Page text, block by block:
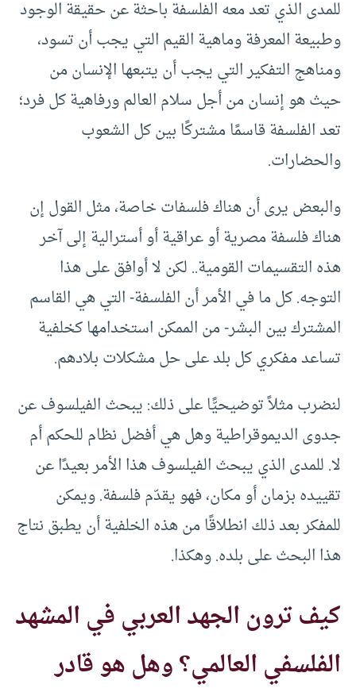
للمدى الذي تعد معه الفلسفة باحثة عن حقيقة الوجود
وطبيعة المعرفة وماهية القيم التي يجب أن تسود،
ومناهج التفكير التي يجب أن يتبعها الإنسان من
حيث هو إنسان من أجل سلام العالم ورفاهية كل فرد؛
تعد الفلسفة قاسمًا مشتركًا بين كل الشعوب
والحضارات.
والبعض يرى أن هناك فلسفات خاصة، مثل القول إن
هناك فلسفة مصرية أو عراقية أو أسترالية إلى آخر
هذه التقسيمات القومية.. لكن لا أوافق على هذا
التوجه. كل ما في الأمر أن الفلسفة- التي هي القاسم
المشترك بين البشر- من الممكن استخدامها كخلفية
تساعد مفكري كل بلد على حل مشكلات بلادهم.
لنضرب مثلاً توضيحيًّا على ذلك: يبحث الفيلسوف عن
جدوى الديموقراطية وهل هي أفضل نظام للحكم أم
لا. للمدى الذي يبحث الفيلسوف هذا الأمر بعيدًا عن
تقييده بزمان أو مكان، فهو يقدّم فلسفة. ويمكن
للمفكر بعد ذلك انطلاقًا من هذه الخلفية أن يطبق نتاج
هذا البحث على بلده. وهكذا.
كيف ترون الجهد العربي في المشهد
الفلسفي العالمي؟ وهل هو قادر